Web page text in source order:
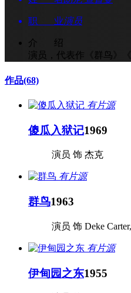
职 业演员
介 绍
演员，代表作《群鸟》
作品(68)
有片源
傻瓜入狱记1969
演员 饰 杰克
有片源
群鸟1963
演员 饰 Deke
有片源
伊甸园之东1955